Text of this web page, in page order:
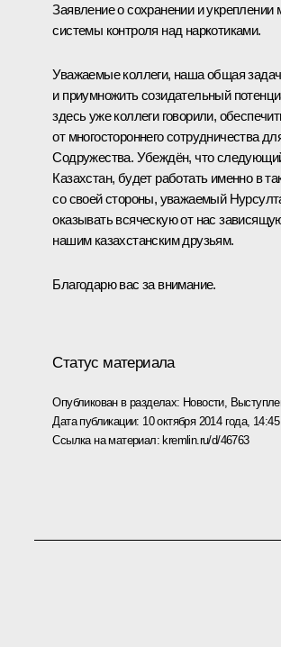
Заявление о сохранении и
системы контроля над наркотиками.
Уважаемые коллеги, наша общая
и приумножить созидательный
здесь уже коллеги говорили,
от многостороннего сотрудничества
Содружества. Убеждён, что
Казахстан, будет работать именно в
со своей стороны, уважаемый
оказывать всяческую от нас
нашим казахстанским друзьям.
Благодарю вас за внимание.
Статус материала
Опубликован в разделах: Новости,
Дата публикации: 10 октября 2014 года, 14:45
Ссылка на материал: kremlin.ru/d/46763